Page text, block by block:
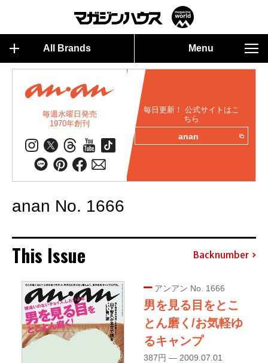
All Brands Menu
毎週水曜日発売
1970年創刊
毎日更新！ 公式サイトはこ
ちら
anan
anan No. 1666
This Issue Backnumber
アンアン No. 1666
男を見る目をとこ
とん磨く/お気軽ゆ
るキャンプ
387円 — 2009.07.01